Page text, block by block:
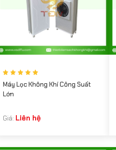
Máy Lọc Không Khí Công Suất
Lớn
Giá: Liên hệ